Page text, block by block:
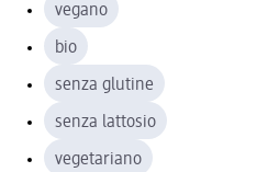
vegano
bio
senza glutine
senza lattosio
vegetariano